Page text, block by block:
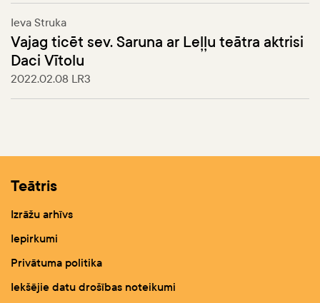
Ieva Struka
Vajag ticēt sev. Saruna ar Leļļu teātra aktrisi
Daci Vītolu
2022.02.08 LR3
Teātris
Izrāžu arhīvs
Iepirkumi
Privātuma politika
Iekšējie datu drošības noteikumi